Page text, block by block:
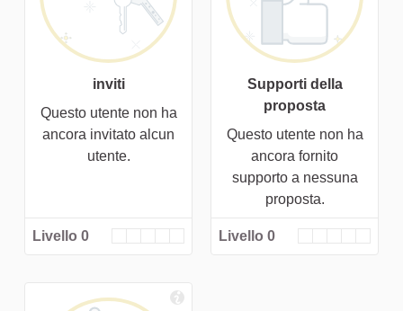
inviti
Questo utente non ha
ancora invitato alcun
utente.
Livello 0
Supporti della
proposta
Questo utente non ha
ancora fornito
supporto a nessuna
proposta.
Livello 0